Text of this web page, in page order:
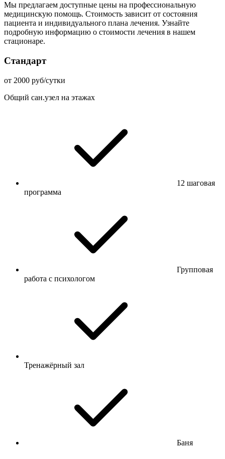
Мы предлагаем доступные цены на профессиональную
медицинскую помощь. Стоимость зависит от состояния
пациента и индивидуального плана лечения. Узнайте
подробную информацию о стоимости лечения в нашем
стационаре.
Стандарт
от 2000 руб/сутки
Общий сан.узел на этажах
12 шаговая
программа
Групповая
работа с психологом
Тренажёрный зал
Баня